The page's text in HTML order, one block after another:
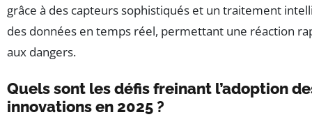
grâce à des capteurs sophistiqués et un traitement
des données en temps réel, permettant une réaction
aux dangers.
Quels sont les défis freinant l’adoption
innovations en 2025 ?